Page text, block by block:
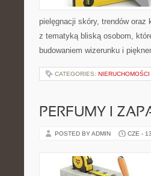
pielęgnacji skóry, trendów oraz
z tematyką bliską osobom,
budowaniem wizerunku i
CATEGORIES: NIERUCHOMOŚCI
PERFUMY I
POSTED BY ADMIN CZE -